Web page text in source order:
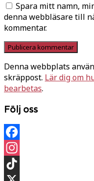
Spara mitt namn,
denna webbläsare till
kommentar.
Denna webbplats
skräppost. Lär dig om
bearbetas.
Följ oss
Facebook
Instagram